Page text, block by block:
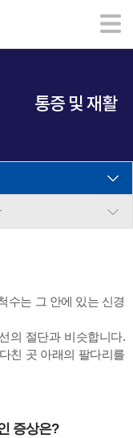
통증 및 재활
수는 그 안에 있는 신경
의 절단과 비슷합니다.
친 곳 아래의 팔다리를
증상은?